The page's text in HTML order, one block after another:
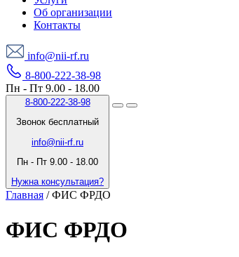
Об организации
Контакты
info@nii-rf.ru
8-800-222-38-98
Пн - Пт 9.00 - 18.00
8-800-222-38-98
Звонок бесплатный
info@nii-rf.ru
Пн - Пт 9.00 - 18.00
Нужна консультация?
Главная /ФИС ФРДО
ФИС ФРДО